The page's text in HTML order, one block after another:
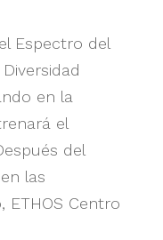
Espectro del
en la
el
del
las
ETHOS Centro